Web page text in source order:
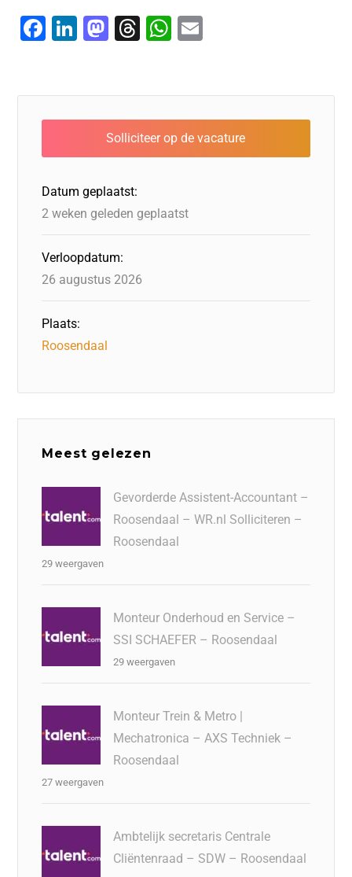
F
e
b
o
o
k
Li
e
dI
n
M
o
d
o
n
T
a
d
s
W
s
A
p
l
Datum geplaatst:
2 weken geleden geplaatst
Verloopdatum:
26 augustus 2026
Plaats:
Roosendaal
Meest gelezen
Gevorderde Assistent-Accountant –
Roosendaal – WR.nl Solliciteren –
Roosendaal
29 weergaven
Monteur Onderhoud en Service –
SSI SCHAEFER – Roosendaal
29 weergaven
Monteur Trein & Metro |
Mechatronica – AXS Techniek –
Roosendaal
27 weergaven
Ambtelijk secretaris Centrale
Cliëntenraad – SDW – Roosendaal